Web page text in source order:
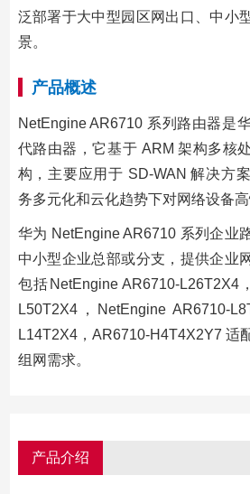
泛部署于大中型园区网出口、中小
景。
产品概述
NetEngine AR6710 系列路由器是
代路由器，它基于 ARM 架构多核
构，主要应用于 SD-WAN 解决方
务多元化和云化趋势下对网络设备高
华为 NetEngine AR6710 系列企业
中小型企业总部或分支，提供企业
包括NetEngine AR6710-L26T2X4
L50T2X4，NetEngine AR6710-
L14T2X4，AR6710-H4T4X2Y7 适
组网需求。
产品介绍